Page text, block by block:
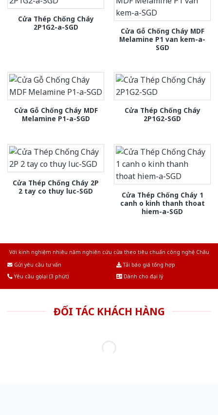
Cửa Thép Chống Cháy
2P1G2-a-SGD
Cửa Gỗ Chống Cháy MDF
Melamine P1 van kem-a-
SGD
Cửa Gỗ Chống Cháy MDF
Melamine P1-a-SGD
Cửa Thép Chống Cháy
2P1G2-SGD
Cửa Thép Chống Cháy 2P
2 tay co thuy luc-SGD
Cửa Thép Chống Cháy 1
canh o kinh thanh thoat
hiem-a-SGD
Với kinh nghiệm nhiêu năm nghiên cứu cửa theo tiêu chuẩn công nghệ Châu
Gửi yêu cầu tư vấn
Tải báo giá tổng hợp
Yêu cầu gọi lại (3 phút)
Dành cho đại lý
ĐỐI TÁC KHÁCH HÀNG